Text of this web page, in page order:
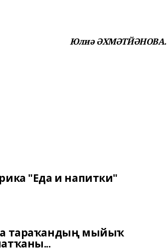
Юлиә ӘХМӘТЙӘНОВА.
"Еда и напитки"
тараҡандың мыйыҡ